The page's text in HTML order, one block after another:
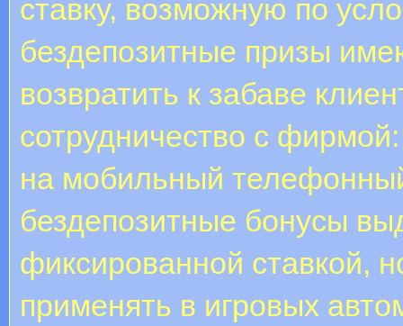
ставку, возможную по
бездепозитные призы
возвратить к забаве
сотрудничество с
на мобильный
бездепозитные бонусы
фиксированной ставкой,
применять в игровых